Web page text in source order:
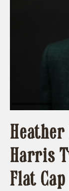
Harris
Flat